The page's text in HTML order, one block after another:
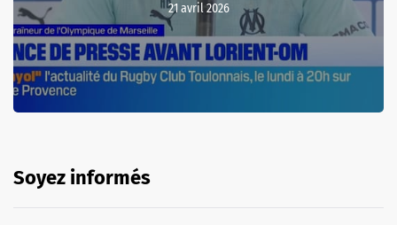
21 avril 2026
Soyez informés